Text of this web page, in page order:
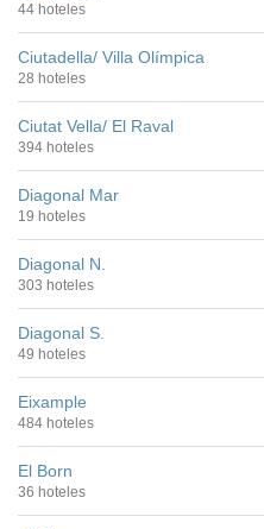
44 hoteles
Ciutadella/ Villa Olímpica
28 hoteles
Ciutat Vella/ El Raval
394 hoteles
Diagonal Mar
19 hoteles
Diagonal N.
303 hoteles
Diagonal S.
49 hoteles
Eixample
484 hoteles
El Born
36 hoteles